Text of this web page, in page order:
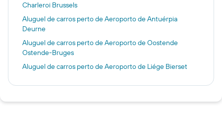
Charleroi Brussels
Aluguel de carros perto de Aeroporto de Antuérpia
Deurne
Aluguel de carros perto de Aeroporto de Oostende
Ostende-Bruges
Aluguel de carros perto de Aeroporto de Liége Bierset